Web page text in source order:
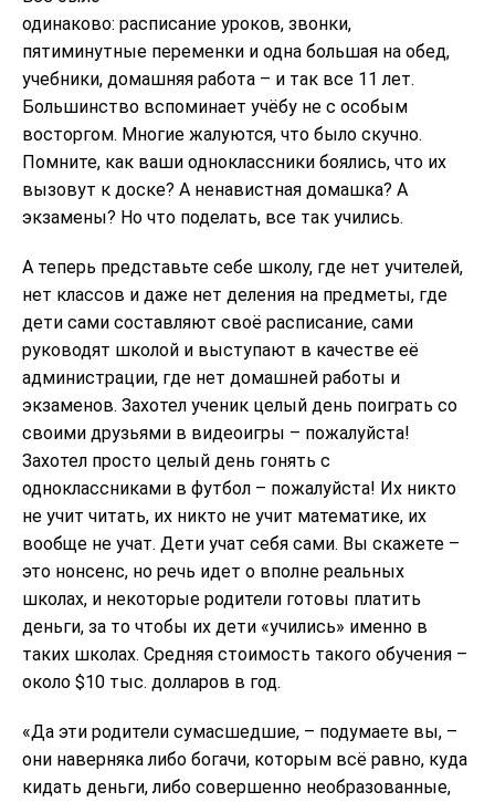
одинаково: расписание уроков, звонки,
пятиминутные переменки и одна большая на обед,
учебники, домашняя работа – и так все 11 лет.
Большинство вспоминает учёбу не с особым
восторгом. Многие жалуются, что было скучно.
Помните, как ваши одноклассники боялись, что их
вызовут к доске? А ненавистная домашка? А
экзамены? Но что поделать, все так учились.
А теперь представьте себе школу, где нет учителей,
нет классов и даже нет деления на предметы, где
дети сами составляют своё расписание, сами
руководят школой и выступают в качестве её
администрации, где нет домашней работы и
экзаменов. Захотел ученик целый день поиграть со
своими друзьями в видеоигры – пожалуйста!
Захотел просто целый день гонять с
одноклассниками в футбол – пожалуйста! Их никто
не учит читать, их никто не учит математике, их
вообще не учат. Дети учат себя сами. Вы скажете –
это нонсенс, но речь идет о вполне реальных
школах, и некоторые родители готовы платить
деньги, за то чтобы их дети «учились» именно в
таких школах. Средняя стоимость такого обучения –
около $10 тыс. долларов в год.
«Да эти родители сумасшедшие, – подумаете вы, –
они наверняка либо богачи, которым всё равно, куда
кидать деньги, либо совершенно необразованные,